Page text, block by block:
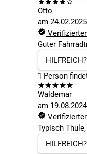
Otto
am 24.02.2025
Guter
HILFREICH?
1 Person
Waldemar
am 19.08.2024
Typisch
HILFREICH?